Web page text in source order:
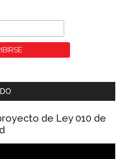
de Ley 010 de